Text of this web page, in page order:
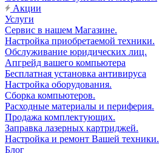
Акции
Услуги
Сервис в нашем Магазине.
Настройка приобретаемой техники.
Обслуживание юридических лиц.
Апгрейд вашего компьютера
Бесплатная установка антивируса
Настройка оборудования.
Сборка компьютеров.
Расходные материалы и периферия.
Продажа комплектующих.
Заправка лазерных картриджей.
Настройка и ремонт Вашей техники.
Блог